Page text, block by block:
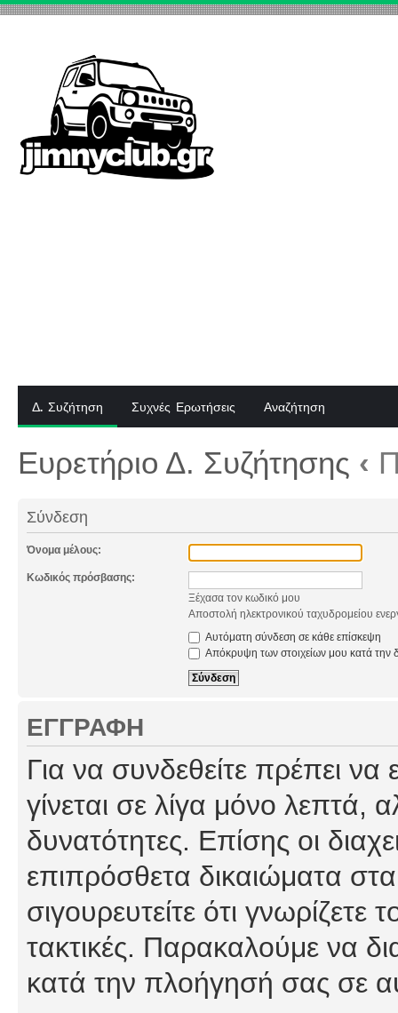
Δ. Συζήτηση Συχνές Ερωτήσεις Αναζήτηση
Ευρετήριο Δ. Συζήτησης ‹
Σύνδεση
Όνομα μέλους:
Κωδικός πρόσβασης:
Ξέχασα τον κωδικό μου
Αποστολή ηλεκτρονικού ταχυδρομείου
Αυτόματη σύνδεση σε κάθε επίσκεψη
Απόκρυψη των στοιχείων μου κατά την
ΕΓΓΡΑΦΉ
Για να συνδεθείτε πρέπει
γίνεται σε λίγα μόνο λεπτά,
δυνατότητες. Επίσης οι
επιπρόσθετα δικαιώματα
σιγουρευτείτε ότι γνωρίζετε
τακτικές. Παρακαλούμε να
κατά την πλοήγησή σας σε